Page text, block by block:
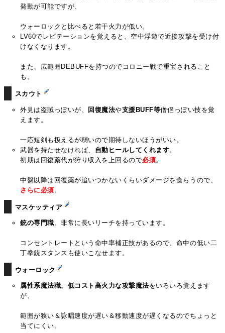
発動が可能ですが、
ウォーロックと比べると若干火力が低い。
LV60でレビテーションを覚えると、空中浮遊で近接攻撃を受け付
けなくなります。
また、広範囲DEBUFFを持つのでコロニー戦で重宝されること
も。
スカウト
外見は盗賊っぽいが、 回復魔法や支援BUFF等僧侶っぽい技を覚
えます。
一応短剣も扱えるが弱いので期待しないほうがいい。
武器を持たせなければ、 自動ヒールしてくれます。
初期は回復薬代が狩り収入を上回るので必須。
中盤以降は回復薬が追いつかないくらいダメージを食らうので、
さらに必須 。
マスケッティア
銃の専門職。非常に長いリーチを持っています。
コンセントレートという命中率補正技があるので、命中の低い二
丁拳銃スタンスも使いこなせます。
ウォーロック
属性系魔法職。 低コスト高火力な攻撃魔法をいろいろ覚えます
が、
範囲が狭い＆詠唱速度が遅い＆移動速度が遅くなるのでちょっと
当てにくい。